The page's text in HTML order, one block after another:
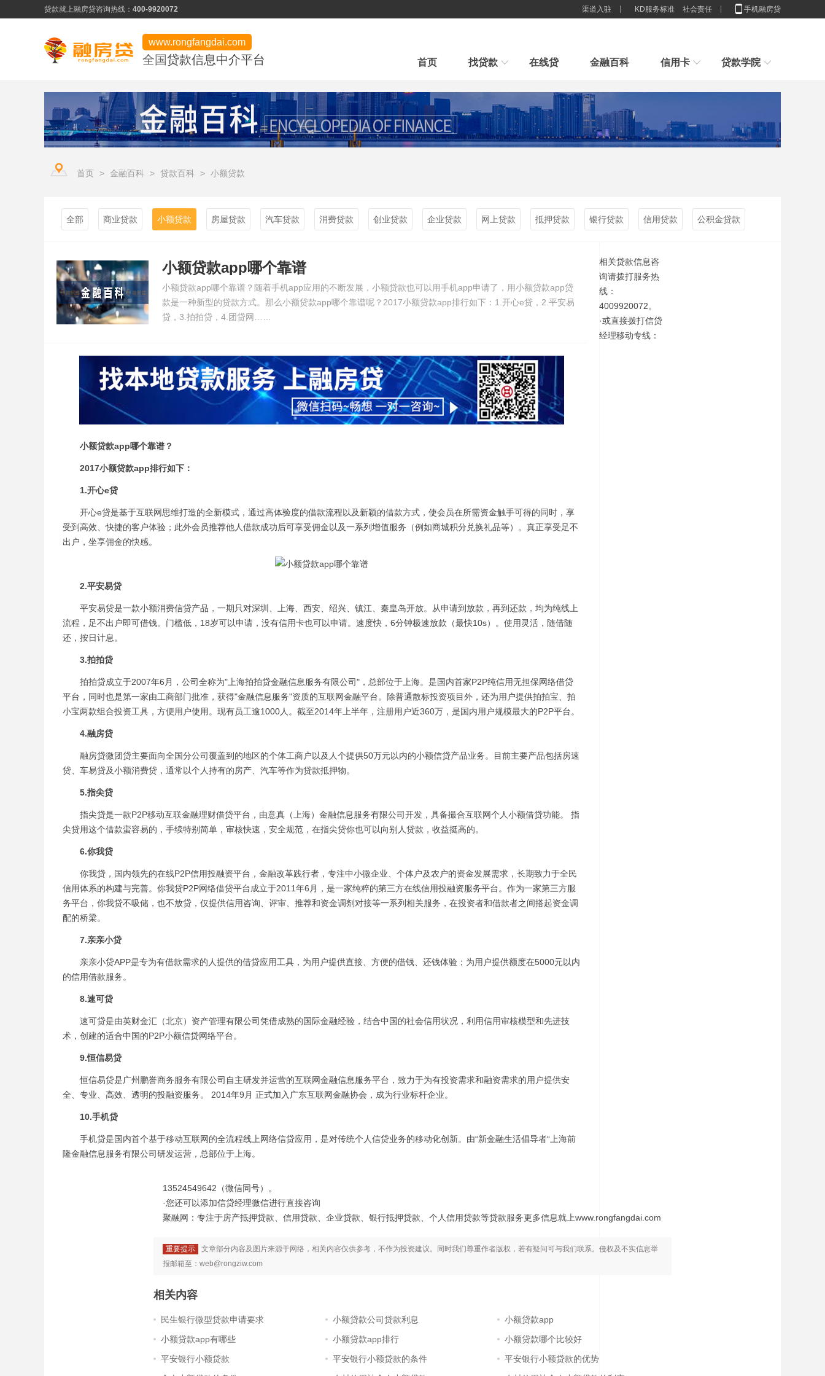
贷款就上融房贷咨询热线： 400-9920072 渠道入驻 KD服务标准 社会责任 手机融房贷
www.rongfangdai.com
贷款信息中介平台
全国 首页 找贷款
产品类型
信用贷款
信用为凭、最快当天下款
房产贷款
快速审批、条件宽松
汽车贷款
贷款到、车照开、当天到账
企业贷款
行业解决方案
房子100%是我的，为什么抵押
贷款2025房贷新门槛：配偶征信一塌
在线贷 金融百科 信用卡
热门申请推荐
贷款学院
行业资讯 房产贷款 汽车贷款 信用贷款
新手指引
新手贷款小常识，我们应该办多少张卡合适
申请贷款小技巧，节省利息,你造吗？
首页 > 金融百科 > 贷款百科 > 小额贷款
全部 商业贷款 小额贷款 房屋贷款 汽车贷款 消费贷款 创业贷款 企业贷款 网上贷款 抵押贷款 银行贷款 信用贷款 公积金贷款
小额贷款app哪个靠谱
小额贷款app哪个靠谱？随着手机app应用的不断发展，小额贷款也可以用手机app申请了，用小额贷款app贷
款是一种新型的贷款方式。那么小额贷款app哪个靠谱呢？2017小额贷款app排行如下：1.开心e贷，2.平安易
贷，3.拍拍贷，4.团贷网……
小额贷款app哪个靠谱？
2017小额贷款app排行如下：
1.开心e贷
开心e贷是基于互联网思维打造的全新模式，通过高体验度的借款流程以及新颖的借款方式，使会员在所需资金触手可得的同时，享
受到高效、快捷的客户体验；此外会员推荐他人借款成功后可享受佣金以及一系列增值服务（例如商城积分兑换礼品等）。真正享受足不
出户，坐享佣金的快感。
2.平安易贷
平安易贷是一款小额消费信贷产品，一期只对深圳、上海、西安、绍兴、镇江、秦皇岛开放。从申请到放款，再到还款，均为纯线上
流程，足不出户即可借钱。门槛低，18岁可以申请，没有信用卡也可以申请。速度快，6分钟极速放款（最快10s）。使用灵活，随借随
还，按日计息。
3.拍拍贷
拍拍贷成立于2007年6月，公司全称为"上海拍拍贷金融信息服务有限公司"，总部位于上海。是国内首家P2P纯信用无担保网络借贷
平台，同时也是第一家由工商部门批准，获得"金融信息服务"资质的互联网金融平台。除普通散标投资项目外，还为用户提供拍拍宝、拍
小宝两款组合投资工具，方便用户使用。现有员工逾1000人。截至2014年上半年，注册用户近360万，是国内用户规模最大的P2P平台。
4.融房贷
融房贷微团贷主要面向全国分公司覆盖到的地区的个体工商户以及人个提供50万元以内的小额信贷产品业务。目前主要产品包括房速
贷、车易贷及小额消费贷，通常以个人持有的房产、汽车等作为贷款抵押物。
5.指尖贷
指尖贷是一款P2P移动互联金融理财借贷平台，由意真（上海）金融信息服务有限公司开发，具备撮合互联网个人小额借贷功能。 指
尖贷用这个借款蛮容易的，手续特别简单，审核快速，安全规范，在指尖贷你也可以向别人贷款，收益挺高的。
6.你我贷
你我贷，国内领先的在线P2P信用投融资平台，金融改革践行者，专注中小微企业、个体户及农户的资金发展需求，长期致力于全民
信用体系的构建与完善。你我贷P2P网络借贷平台成立于2011年6月，是一家纯粹的第三方在线信用投融资服务平台。作为一家第三方服
务平台，你我贷不吸储，也不放贷，仅提供信用咨询、评审、推荐和资金调剂对接等一系列相关服务，在投资者和借款者之间搭起资金调
配的桥梁。
7.亲亲小贷
亲亲小贷APP是专为有借款需求的人提供的借贷应用工具，为用户提供直接、方便的借钱、还钱体验；为用户提供额度在5000元以内
的信用借款服务。
8.速可贷
速可贷是由英财金汇（北京）资产管理有限公司凭借成熟的国际金融经验，结合中国的社会信用状况，利用信用审核模型和先进技
术，创建的适合中国的P2P小额信贷网络平台。
9.恒信易贷
恒信易贷是广州鹏誉商务服务有限公司自主研发并运营的互联网金融信息服务平台，致力于为有投资需求和融资需求的用户提供安
全、专业、高效、透明的投融资服务。 2014年9月 正式加入广东互联网金融协会，成为行业标杆企业。
10.手机贷
手机贷是国内首个基于移动互联网的全流程线上网络信贷应用，是对传统个人信贷业务的移动化创新。由“新金融生活倡导者“上海前
隆金融信息服务有限公司研发运营，总部位于上海。
相关贷款信息咨
询请拨打服务热
线：
4009920072。
·或直接拨打信贷
经理移动专线：
13524549642（微信同号）。
·您还可以添加信贷经理微信进行直接咨询
聚融网：专注于房产抵押贷款、信用贷款、企业贷款、银行抵押贷款、个人信用贷款等贷款服务更多信息就上www.rongfangdai.com
重要提示
文章部分内容及图片来源于网络，相关内容仅供参考，不作为投资建议。同时我们尊重作者版权，若有疑问可与我们联系。侵权及不实信息举
报邮箱至：web@rongziw.com
相关内容
民生银行微型贷款申请要求 小额贷款公司贷款利息
小额贷款app
小额贷款app有哪些
小额贷款app排行
小额贷款哪个比较好
平安银行小额贷款
平安银行小额贷款的条件
平安银行小额贷款的优势